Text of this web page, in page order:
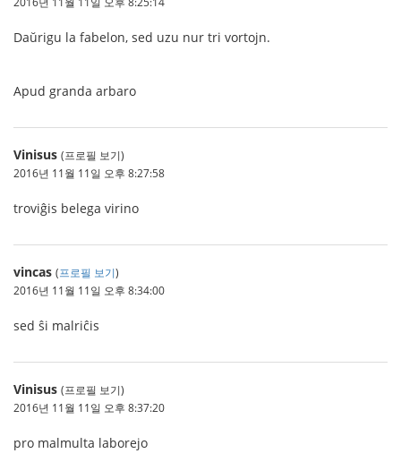
Daŭrigu la fabelon, sed uzu nur tri vortojn.
Apud granda arbaro
Vinisus (프로필 보기)
2016년 11월 11일 오후 8:27:58
troviĝis belega virino
vincas (프로필 보기)
2016년 11월 11일 오후 8:34:00
sed ŝi malriĉis
Vinisus (프로필 보기)
2016년 11월 11일 오후 8:37:20
pro malmulta laborejo